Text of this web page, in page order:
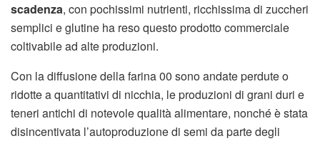
scadenza, con pochissimi nutrienti, ricchissima di zuccheri
semplici e glutine ha reso questo prodotto commerciale
coltivabile ad alte produzioni.
Con la diffusione della farina 00 sono andate perdute o
ridotte a quantitativi di nicchia, le produzioni di grani duri e
teneri antichi di notevole qualità alimentare, nonché è stata
disincentivata l’autoproduzione di semi da parte degli